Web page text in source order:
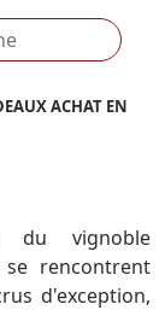
ACHAT EN
du vignoble
rencontrent
d'exception,